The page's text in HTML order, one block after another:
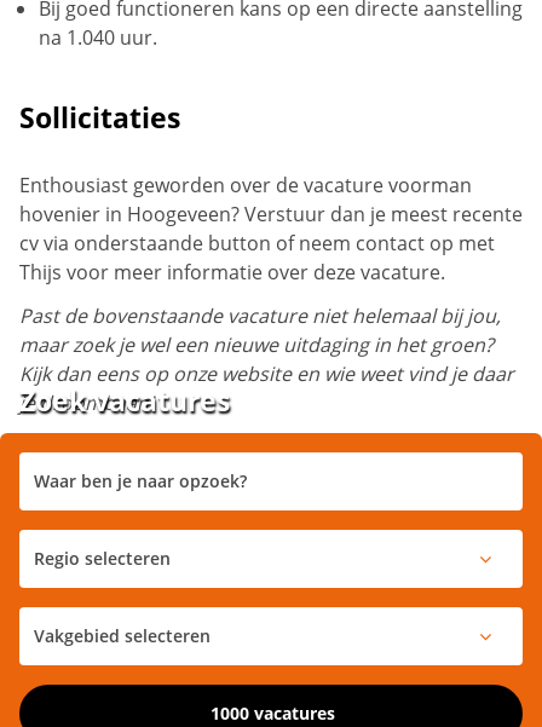
Bij goed functioneren kans op een directe aanstelling
na 1.040 uur.
Sollicitaties
Enthousiast geworden over de vacature voorman
hovenier in Hoogeveen? Verstuur dan je meest recente
cv via onderstaande button of neem contact op met
Thijs voor meer informatie over deze vacature.
Past de bovenstaande vacature niet helemaal bij jou,
maar zoek je wel een nieuwe uitdaging in het groen?
Kijk dan eens op onze website en wie weet vind je daar
je droombaan!
Zoek vacatures
1000 vacatures